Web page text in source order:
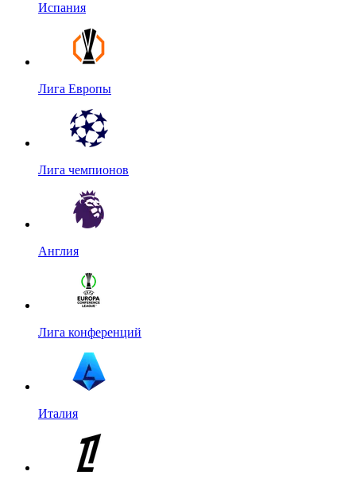
Испания
Лига Европы
Лига чемпионов
Англия
Лига конференций
Италия